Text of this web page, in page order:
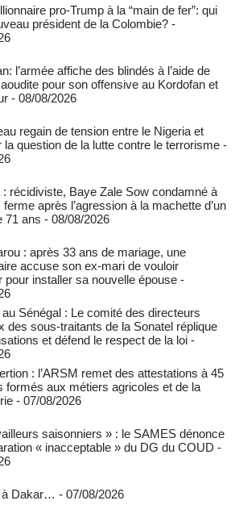
pro-Trump à la “main de fer”: qui
président de la Colombie? -
l’armée affiche des blindés à l’aide de
pour son offensive au Kordofan et
- 08/08/2026
regain de tension entre le Nigeria et
la question de la lutte contre le terrorisme -
: récidiviste, Baye Zale Sow condamné à
après l’agression à la machette d’un
71 ans - 08/08/2026
: après 33 ans de mariage, une
accuse son ex-mari de vouloir
pour installer sa nouvelle épouse -
Sénégal : Le comité des directeurs
des sous-traitants de la Sonatel réplique
et défend le respect de la loi -
: l’ARSM remet des attestations à 45
formés aux métiers agricoles et de la
- 07/08/2026
saisonniers » : le SAMES dénonce
« inacceptable » du DG du COUD -
à Dakar… - 07/08/2026